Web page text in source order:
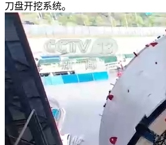
刀盘开挖系统。